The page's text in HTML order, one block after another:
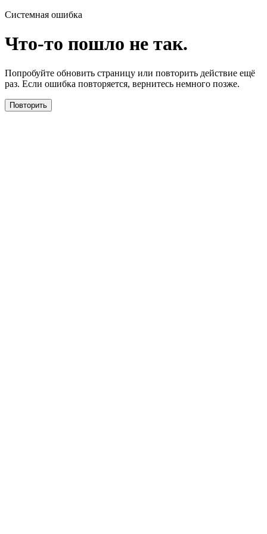
Системная ошибка
Что-то пошло не так.
Попробуйте обновить страницу или повторить действие ещё
раз. Если ошибка повторяется, вернитесь немного позже.
Повторить